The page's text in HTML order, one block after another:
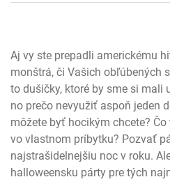
Aj vy ste prepadli americkému
monštrá, či Vašich obľúbených
to dušičky, ktoré by sme si
no prečo nevyužiť aspoň jeden
môžete byť hocikým chcete?
vo vlastnom príbytku? Pozvať
najstrašidelnejšiu noc v roku.
halloweensku párty pre tých